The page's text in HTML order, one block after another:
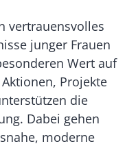
vertrauensvolles
junger Frauen
Wert auf
Projekte
die
Dabei gehen
moderne